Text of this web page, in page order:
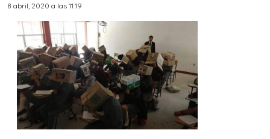
8 abril, 2020 a las 11:19